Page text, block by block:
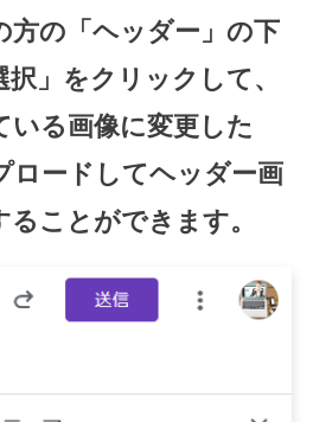
方の「ヘッダー」の下
択」をクリックして、
いる画像に変更した
ロードしてヘッダー画
ることができます。